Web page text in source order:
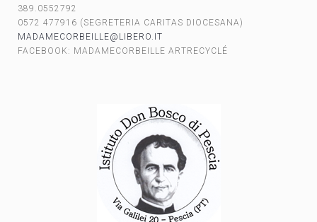
389.0552792
0572 477916 (SEGRETERIA CARITAS DIOCESANA)
MADAMECORBEILLE@LIBERO.IT
FACEBOOK: MADAMECORBEILLE ARTRECYCLÉ